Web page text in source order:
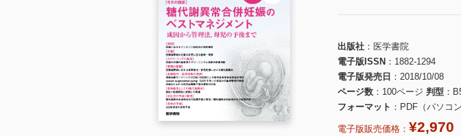
出版社
医学書院
電子版ISSN
1882-1294
電子版発売日
2018/10/08
ページ数
100ページ 判型
フォーマット
PDF（パソコ
電子版販売価格： ¥2,970